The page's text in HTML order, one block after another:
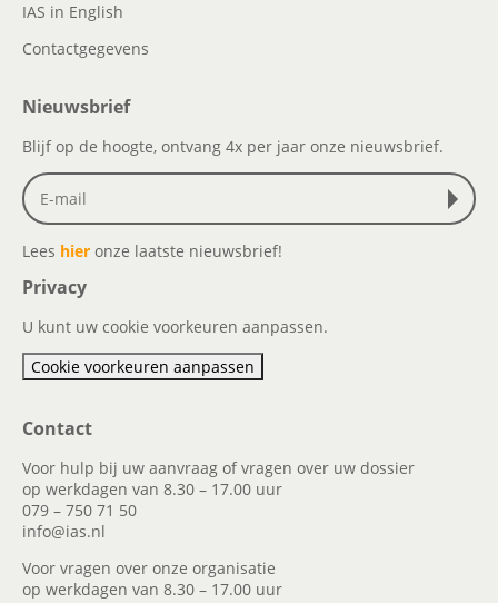
IAS in English
Contactgegevens
Nieuwsbrief
Blijf op de hoogte, ontvang 4x per jaar onze nieuwsbrief.
Lees hier onze laatste nieuwsbrief!
Privacy
U kunt uw cookie voorkeuren aanpassen.
Cookie voorkeuren aanpassen
Contact
Voor hulp bij uw aanvraag of vragen over uw dossier
op werkdagen van 8.30 – 17.00 uur
079 – 750 71 50
info@ias.nl
Voor vragen over onze organisatie
op werkdagen van 8.30 – 17.00 uur